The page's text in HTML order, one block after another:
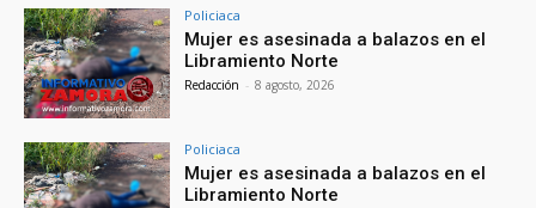
Policiaca
Mujer es asesinada a balazos en el
Libramiento Norte
Redacción - 8 agosto, 2026
Policiaca
Mujer es asesinada a balazos en el
Libramiento Norte